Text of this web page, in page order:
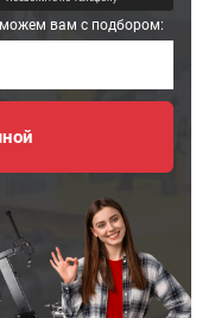
вам с подбором: